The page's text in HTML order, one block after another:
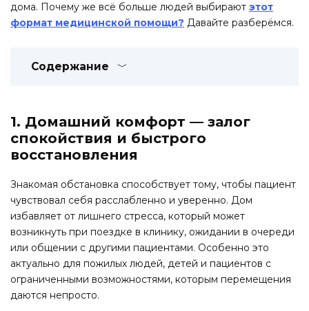
дома. Почему же всё больше людей выбирают этот
формат медицинской помощи? Давайте разберёмся.
Содержание
1. Домашний комфорт — залог
спокойствия и быстрого
восстановления
Знакомая обстановка способствует тому, чтобы пациент
чувствовал себя расслабленно и уверенно. Дом
избавляет от лишнего стресса, который может
возникнуть при поездке в клинику, ожидании в очереди
или общении с другими пациентами. Особенно это
актуально для пожилых людей, детей и пациентов с
ограниченными возможностями, которым перемещения
даются непросто.